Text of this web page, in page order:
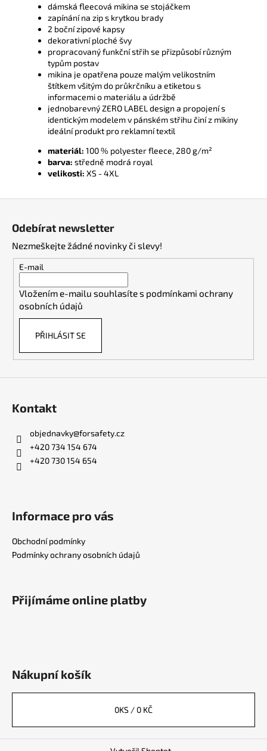
dámská fleecová mikina se stojáčkem
zapínání na zip s krytkou brady
2 boční zipové kapsy
dekorativní ploché švy
propracovaný funkční střih se přizpůsobí různým
typům postav
mikina je opatřena pouze malým velikostním
štítkem všitým do průkrčníku a etiketou s
informacemi o materiálu a údržbě
jednobarevný ZERO LABEL design a propojení s
identickým modelem v pánském střihu činí z mikiny
ideální produkt pro reklamní textil
materiál: 100 % polyester fleece, 280 g/m²
barva: středně modrá royal
velikosti: XS - 4XL
Odebírat newsletter
Nezmeškejte žádné novinky či slevy!
E-mail
Vložením e-mailu souhlasíte s podmínkami ochrany
osobních údajů
PŘIHLÁSIT SE
Kontakt
objednavky@forsafety.cz
+420 734 154 674
+420 730 154 654
Informace pro vás
Obchodní podmínky
Podmínky ochrany osobních údajů
Přijímáme online platby
Nákupní košík
0KS / 0 KČ